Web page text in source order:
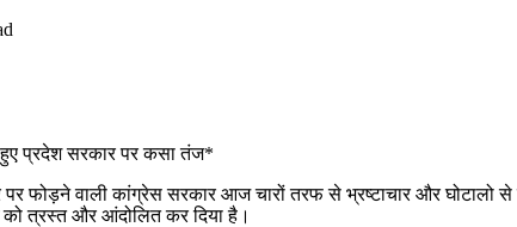
हुए प्रदेश सरकार पर कसा तंज*
फोड़ने वाली कांग्रेस सरकार आज चारों तरफ से भ्रष्टाचार और घोटालो
को त्रस्त और आंदोलित कर दिया है।